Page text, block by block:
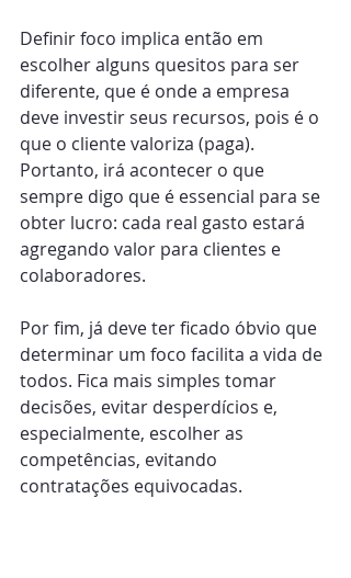
Definir foco implica então em
escolher alguns quesitos para ser
diferente, que é onde a empresa
deve investir seus recursos, pois é o
que o cliente valoriza (paga).
Portanto, irá acontecer o que
sempre digo que é essencial para se
obter lucro: cada real gasto estará
agregando valor para clientes e
colaboradores.
Por fim, já deve ter ficado óbvio que
determinar um foco facilita a vida de
todos. Fica mais simples tomar
decisões, evitar desperdícios e,
especialmente, escolher as
competências, evitando
contratações equivocadas.